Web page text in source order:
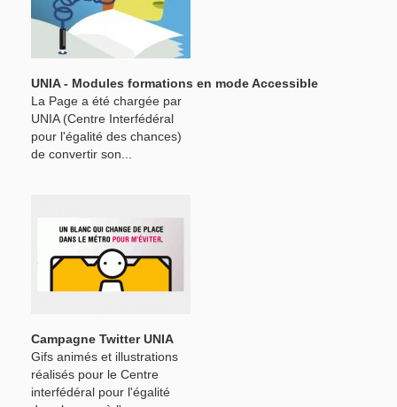
UNIA - Modules formations en mode Accessible
La Page a été chargée par
UNIA (Centre Interfédéral
pour l'égalité des chances)
de convertir son...
Campagne Twitter UNIA
Gifs animés et illustrations
réalisés pour le Centre
interfédéral pour l'égalité